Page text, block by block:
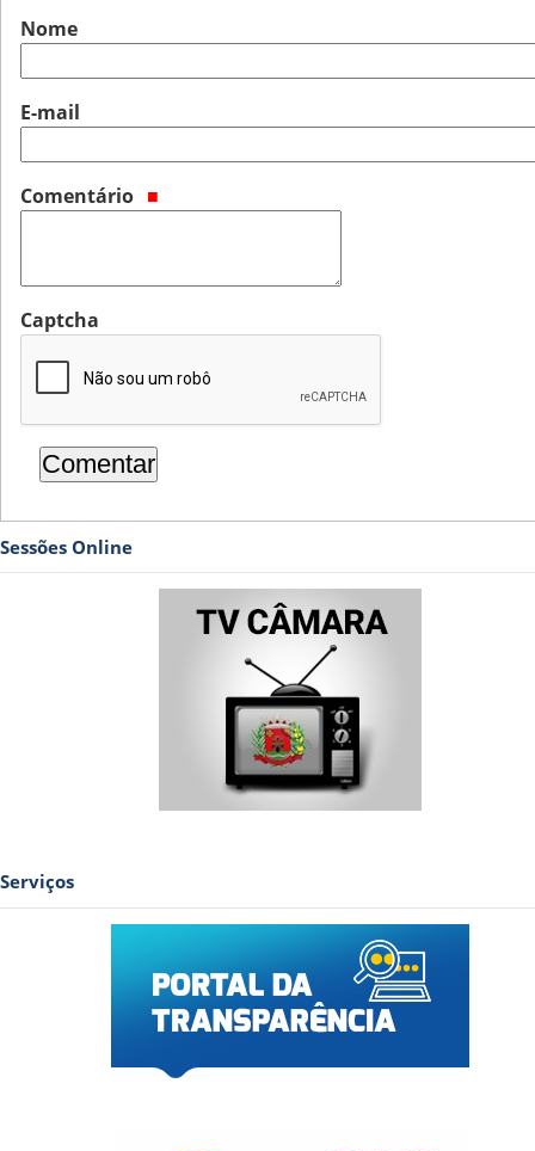
Nome
E-mail
Comentário
Captcha
Sessões Online
Serviços